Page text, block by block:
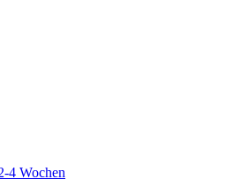
4 Wochen